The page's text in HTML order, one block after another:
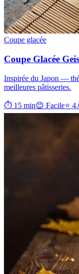
Coupe glacée
Coupe Glacée
Inspirée du Japon —
meilleures pâtisseries.
⏱ 15 min😊 Facile⭐